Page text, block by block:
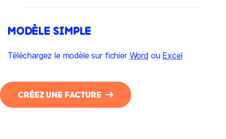
MODÈLE SIMPLE
Téléchargez le modèle sur fichier Word ou Excel
CRÉEZ UNE FACTURE